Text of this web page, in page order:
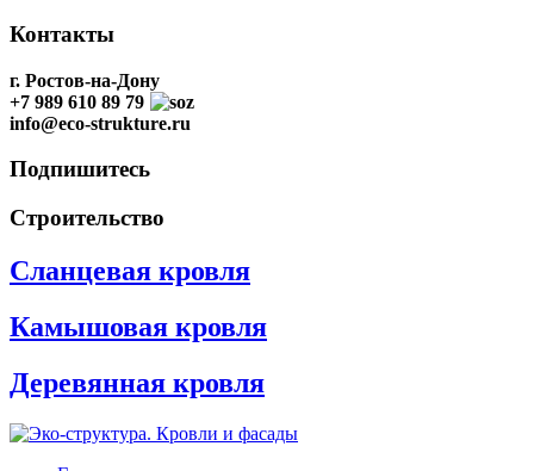
Контакты
г. Ростов-на-Дону
+7 989 610 89 79
info@eco-strukture.ru
Подпишитесь
Строительство
Сланцевая кровля
Камышовая кровля
Деревянная кровля